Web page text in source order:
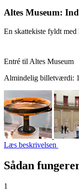
Altes Museum:
En skattekiste fyldt
Entré til Altes Museum
Almindelig billetværdi:
Læs beskrivelsen
Sådan
1